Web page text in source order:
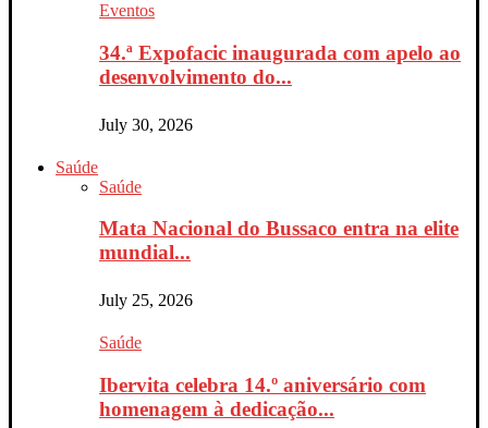
Eventos
34.ª Expofacic inaugurada com apelo ao
desenvolvimento do...
July 30, 2026
Saúde
Saúde
Mata Nacional do Bussaco entra na elite
mundial...
July 25, 2026
Saúde
Ibervita celebra 14.º aniversário com
homenagem à dedicação...